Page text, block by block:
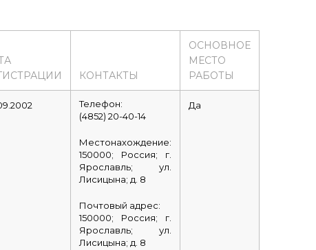
КОНТАКТЫ
ОСНОВНОЕ
МЕСТО
РАБОТЫ
Телефон:
(4852) 20-40-14
Местонахождение:
150000; Россия; г.
Ярославль; ул.
Лисицына; д. 8
Почтовый адрес:
150000; Россия; г.
Ярославль; ул.
Лисицына; д. 8
Да